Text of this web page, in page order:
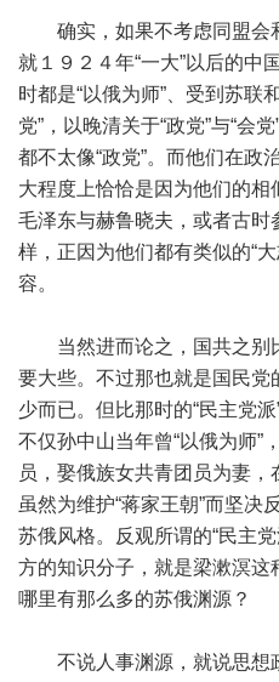
确实，如果不考虑同盟会
就１９２４年“一大”以后的中
时都是“以俄为师”、受到苏联
党”，以晚清关于“政党”与“会
都不太像“政党”。而他们在政
大程度上恰恰是因为他们的相
毛泽东与赫鲁晓夫，或者古时
样，正因为他们都有类似的“
容。
当然进而论之，国共之别
要大些。不过那也就是国民党
少而已。但比那时的“民主党
不仅孙中山当年曾“以俄为师”
员，娶俄族女共青团员为妻
虽然为维护“蒋家王朝”而坚决
苏俄风格。反观所谓的“民主
方的知识分子，就是梁漱溟这
哪里有那么多的苏俄渊源？
不说人事渊源，就说思想